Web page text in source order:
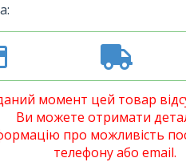
момент цей товар
Ви можете отримати
про можливість
телефону або email.